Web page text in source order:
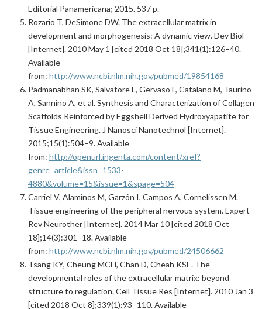
Editorial Panamericana; 2015. 537 p.
Rozario T, DeSimone DW. The extracellular matrix in
development and morphogenesis: A dynamic view. Dev Biol
[Internet]. 2010 May 1 [cited 2018 Oct 18];341(1):126–40.
Available
from: http://www.ncbi.nlm.nih.gov/pubmed/19854168
Padmanabhan SK, Salvatore L, Gervaso F, Catalano M, Taurino
A, Sannino A, et al. Synthesis and Characterization of Collagen
Scaffolds Reinforced by Eggshell Derived Hydroxyapatite for
Tissue Engineering. J Nanosci Nanotechnol [Internet].
2015;15(1):504–9. Available
from: http://openurl.ingenta.com/content/xref?
genre=article&issn=1533-
4880&volume=15&issue=1&spage=504
Carriel V, Alaminos M, Garzón I, Campos A, Cornelissen M.
Tissue engineering of the peripheral nervous system. Expert
Rev Neurother [Internet]. 2014 Mar 10 [cited 2018 Oct
18];14(3):301–18. Available
from: http://www.ncbi.nlm.nih.gov/pubmed/24506662
Tsang KY, Cheung MCH, Chan D, Cheah KSE. The
developmental roles of the extracellular matrix: beyond
structure to regulation. Cell Tissue Res [Internet]. 2010 Jan 3
[cited 2018 Oct 8];339(1):93–110. Available